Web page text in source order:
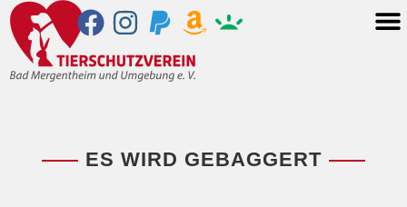
ES WIRD GEBAGGERT